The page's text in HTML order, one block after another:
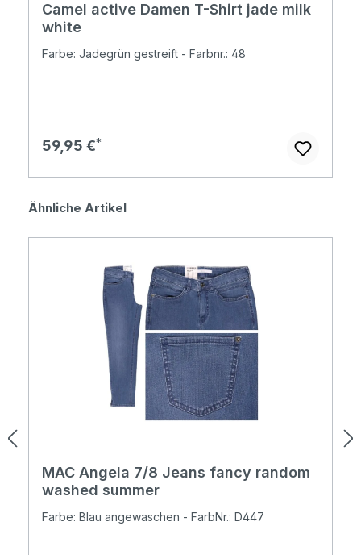
Camel active Damen T-Shirt jade milk
white
Farbe: Jadegrün gestreift - Farbnr.: 48
Regulärer Preis:
59,95 €
Produktgalerie überspringen
Ähnliche Artikel
MAC Angela 7/8 Jeans fancy random
washed summer
Farbe: Blau angewaschen - FarbNr.: D447